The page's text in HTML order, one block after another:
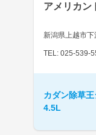
アメリカン
新潟県上越市下
TEL: 025-539-
カダン除草
4.5L